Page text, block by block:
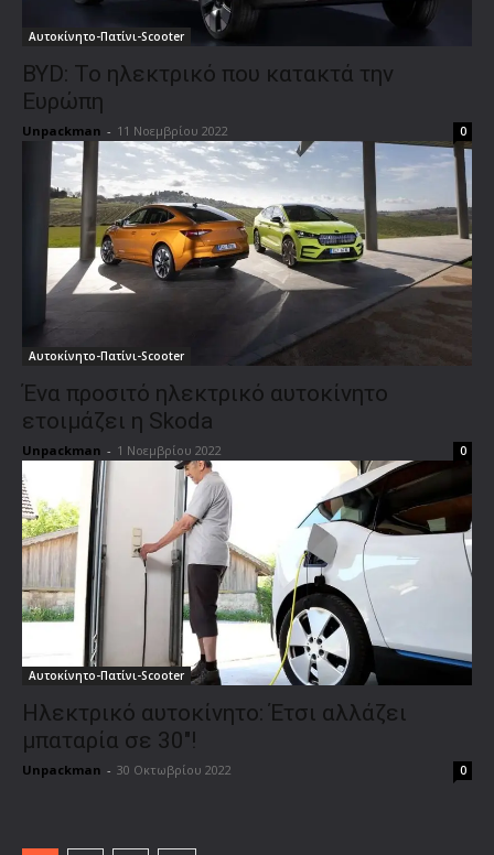
Αυτοκίνητο-Πατίνι-Scooter
BYD: Το ηλεκτρικό που κατακτά την
Ευρώπη
Unpackman - 11 Νοεμβρίου 2022 0
Αυτοκίνητο-Πατίνι-Scooter
Ένα προσιτό ηλεκτρικό αυτοκίνητο
ετοιμάζει η Skoda
Unpackman - 1 Νοεμβρίου 2022 0
Αυτοκίνητο-Πατίνι-Scooter
Ηλεκτρικό αυτοκίνητο: Έτσι αλλάζει
μπαταρία σε 30″!
Unpackman - 30 Οκτωβρίου 2022 0